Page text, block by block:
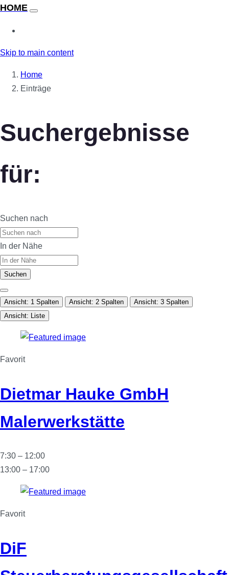
Skip to main content
Home
Einträge
Suchergebnisse
für:
Suchen nach
In der Nähe
Suchen
Ansicht: 1 Spalten Ansicht: 2 Spalten
Ansicht: 3 Spalten
Ansicht: Liste
Favorit
Dietmar Hauke GmbH
Malerwerkstätte
7:30 – 12:00
13:00 – 17:00
Favorit
DiF